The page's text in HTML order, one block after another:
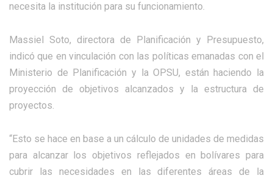
necesita la institución para su funcionamiento.
Massiel Soto, directora de Planificación y Presupuesto,
indicó que en vinculación con las políticas emanadas con el
Ministerio de Planificación y la OPSU, están haciendo la
proyección de objetivos alcanzados y la estructura de
proyectos.
“Esto se hace en base a un cálculo de unidades de medidas
para alcanzar los objetivos reflejados en bolívares para
cubrir las necesidades en las diferentes áreas de la